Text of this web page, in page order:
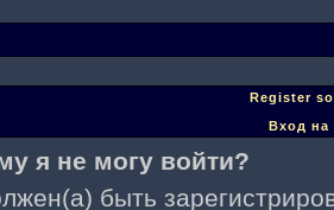
Register
Вход на
я не могу войти?
быть